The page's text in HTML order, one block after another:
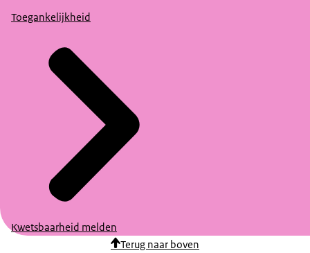
Toegankelijkheid
Kwetsbaarheid melden
Terug naar boven